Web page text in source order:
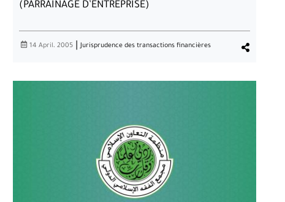
(PARRAINAGE D’ENTREPRISE)
14 April، 2005 | Jurisprudence des transactions financières
«NOUS ET L’AUTRE»